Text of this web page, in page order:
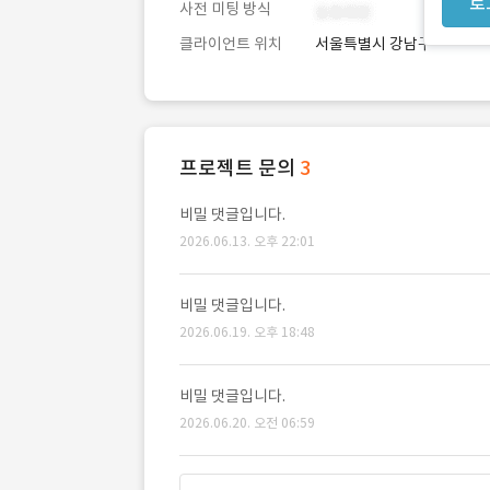
사전 미팅 방식
클라이언트 위치
서울특별시 강남구
프로젝트 문의 3
비밀 댓글입니다.
2026.06.13. 오후 22:01
비밀 댓글입니다.
2026.06.19. 오후 18:48
비밀 댓글입니다.
2026.06.20. 오전 06:59